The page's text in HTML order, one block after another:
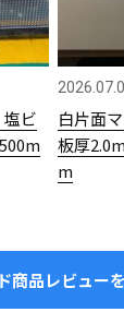
ビ
白片面
板厚
m
商品レビュー